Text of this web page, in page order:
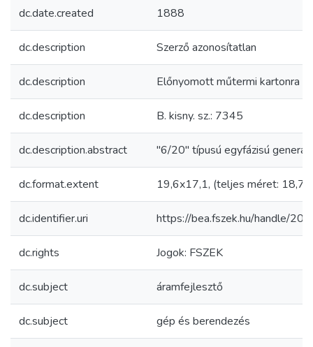
dc.date.created 1888
dc.description Szerző azonosítatlan
dc.description Előnyomott műtermi kartonra
dc.description B. kisny. sz.: 7345
dc.description.abstract "6/20" típusú egyfázisú
dc.format.extent 19,6x17,1, (teljes méret:
dc.identifier.uri https://bea.fszek.hu/handle/
dc.rights Jogok: FSZEK
dc.subject áramfejlesztő
dc.subject gép és berendezés